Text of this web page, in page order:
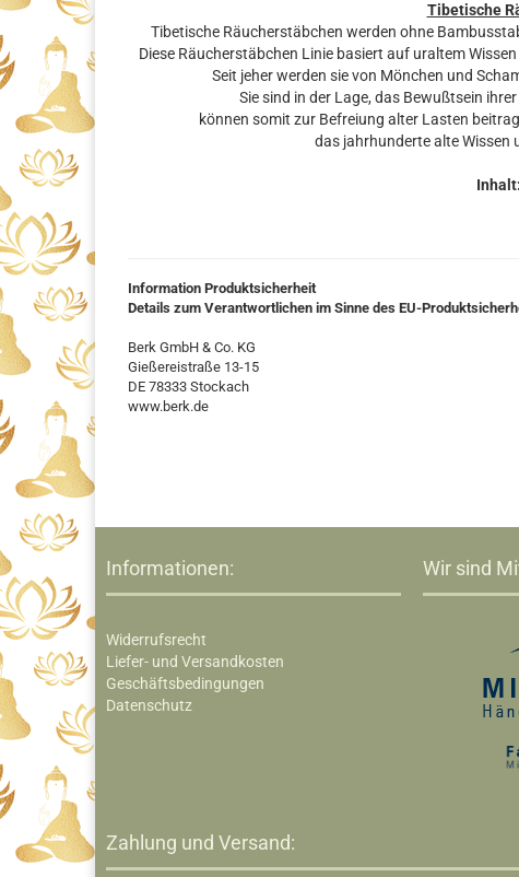
Tibetische
Tibetische Räucherstäbchen werden ohne
Diese Räucherstäbchen Linie basiert auf uraltem
Seit jeher werden sie von Mönchen und
Sie sind in der Lage, das Bewußtsein
können somit zur Befreiung alter Lasten
das jahrhunderte alte Wissen
Information Produktsicherheit
Details zum Verantwortlichen im Sinne des EU-
Berk GmbH & Co. KG
Gießereistraße 13-15
DE 78333 Stockach
www.berk.de
Informationen:
Widerrufsrecht
Liefer- und Versandkosten
Geschäftsbedingungen
Datenschutz
Wir sind
Zahlung und Versand: